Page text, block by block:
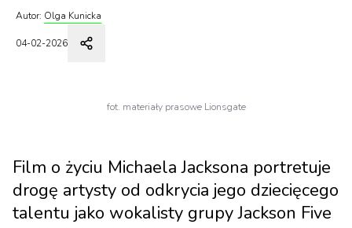
Autor: Olga Kunicka
04-02-2026
fot. materiały prasowe Lionsgate
Film o życiu Michaela Jacksona portretuje
drogę artysty od odkrycia jego dziecięcego
talentu jako wokalisty grupy Jackson Five